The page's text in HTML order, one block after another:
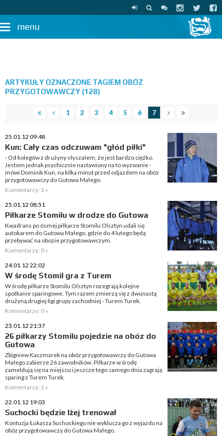
menu
ARTYKUŁY OZNACZONE TAGIEM OBÓZ
PRZYGOTOWAWCZY (128)
1 2 3 4 5 6 7
25.01.12 09:48
Kun: Cały czas odczuwam "głód piłki"
- Od kolegów z drużyny słyszałem, że jest bardzo ciężko.
Jestem jednak psychicznie nastawiony na to wyzwanie -
mówi Dominik Kun, na kilka minut przed odjazdem na obóz
przygotowawczy do Gutowa Małego.
Komentarzy: 1 »
25.01.12 08:51
Piłkarze Stomilu w drodze do Gutowa
Kwadrans po ósmej piłkarze Stomilu Olsztyn udali się
autokarem do Gutowa Małego, gdzie do 4 lutego będą
przebywać na obozie przygotowawczym.
Komentarzy: 0 »
24.01.12 22:02
W środę Stomil gra z Turem
W środę piłkarze Stomilu Olsztyn rozegrają kolejne
spotkanie sparingowe. Tym razem zmierzą się z dwunastą
drużyną drugiej ligi grupy zachodniej - Turem Turek.
Komentarzy: 0 »
23.01.12 21:37
26 piłkarzy Stomilu pojedzie na obóz do
Gutowa
Zbigniew Kaczmarek na obóz przygotowawczy do Gutowa
Małego zabierze 26 zawodników. Piłkarze w środę
zameldują się na miejscu i jeszcze tego samego dnia zagrają
sparing z Turem Turek.
Komentarzy: 1 »
22.01.12 19:03
Suchocki będzie lżej trenował
Kontuzja Łukasza Suchockiego nie wyklucza go z wyjazdu na
obóz przygotowawczy do Gutowa Małego.